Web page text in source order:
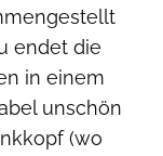
endet die
in einem
unschön
(wo